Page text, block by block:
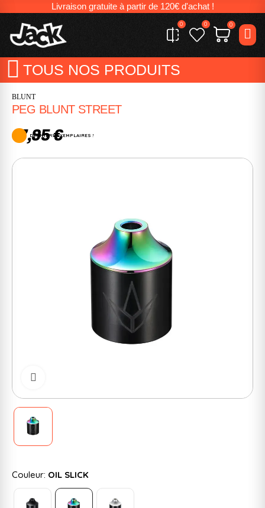
Livraison gratuite à partir de 120€ d'achat !
0 0 0
TOUS NOS PRODUITS
BLUNT
PEG BLUNT STREET
17,95 €
DERNIERS EXEMPLAIRES !
Couleur: OIL SLICK